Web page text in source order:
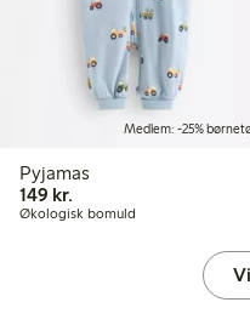
Medlem: -25%
Pyjamas
149 kr.
Økologisk bomuld